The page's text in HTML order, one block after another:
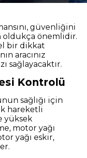
güvenliğini
oldukça önemlidir.
bir dikkat
aracınız
sağlayacaktır.
Kontrolü
sağlığı için
hareketli
yüksek
motor yağı
yağı eskir,